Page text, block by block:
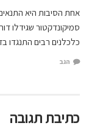
אחת הסיבות היא
סמיקונדקטור שגידלו
כלכלנים רבים התנגדו
הגב
כתיבת תגובה